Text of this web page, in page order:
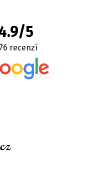
5
recenzí